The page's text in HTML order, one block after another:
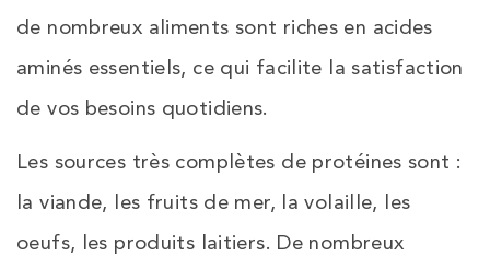
de nombreux aliments sont riches en acides
aminés essentiels, ce qui facilite la satisfaction
de vos besoins quotidiens.
Les sources très complètes de protéines sont :
la viande, les fruits de mer, la volaille, les
oeufs, les produits laitiers. De nombreux